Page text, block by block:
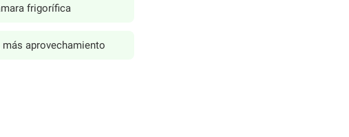
frigorífica
aprovechamiento